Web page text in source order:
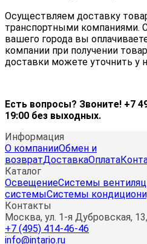
Осуществляем доставку
транспортными компаниями.
вашего города вы
компании при получении
доставки можете уточнить у
Есть вопросы? Звоните! +7
19:00 без выходных.
Информация
О компанииОбмен и
возвратДоставкаОплата
Каталог
ОсвещениеСистемы
системыСистемы
Контакты
Москва, ул. 1-я Дубровская,
+7 (495) 414-46-46
info@intario.ru